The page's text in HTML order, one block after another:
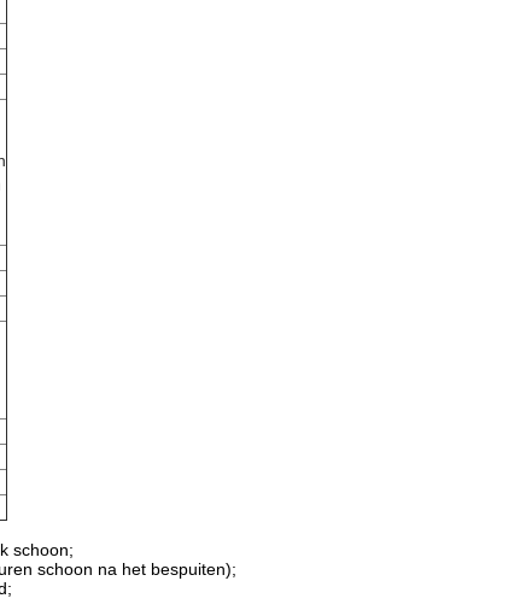
schoon;
schoon na het bespuiten);